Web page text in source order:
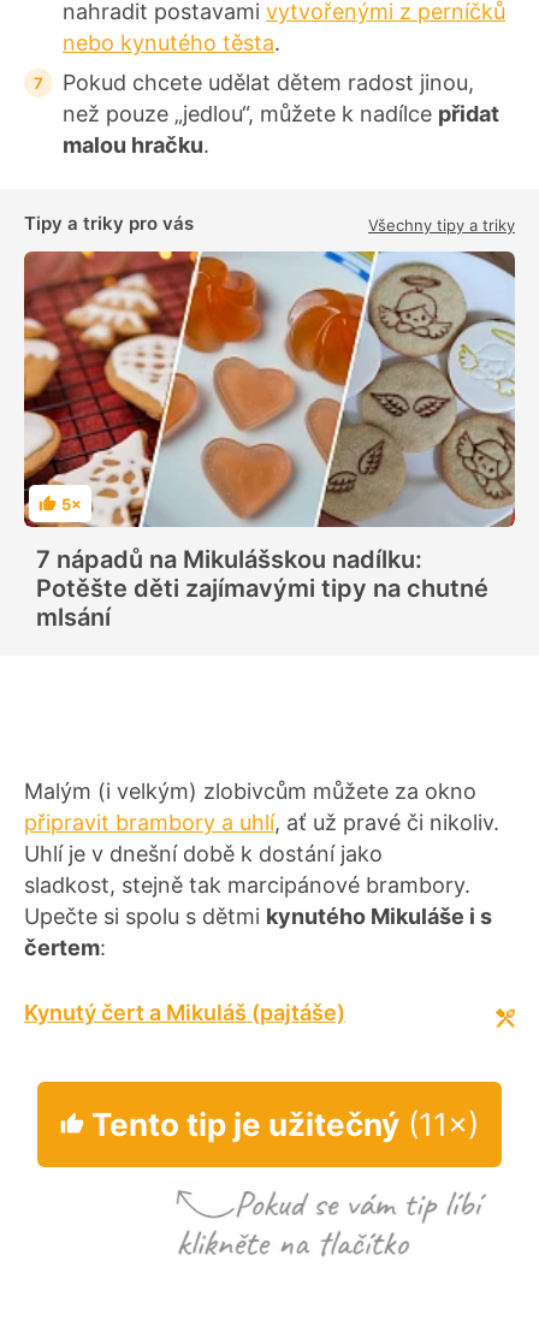
nahradit postavami vytvořenými z perníčků
nebo kynutého těsta.
Pokud chcete udělat dětem radost jinou,
než pouze „jedlou“, můžete k nadílce přidat
malou hračku.
Tipy a triky pro vás Všechny tipy a triky
H
o
n
o
c
n
5×
7 nápadů na Mikulášskou nadílku:
Potěšte děti zajímavými tipy na chutné
mlsání
Malým (i velkým) zlobivcům můžete za okno
připravit brambory a uhlí, ať už pravé či nikoliv.
Uhlí je v dnešní době k dostání jako
sladkost, stejně tak marcipánové brambory.
Upečte si spolu s dětmi kynutého Mikuláše i s
čertem:
Kynutý čert a Mikuláš (pajtáše)
Tento tip je užitečný (11×)